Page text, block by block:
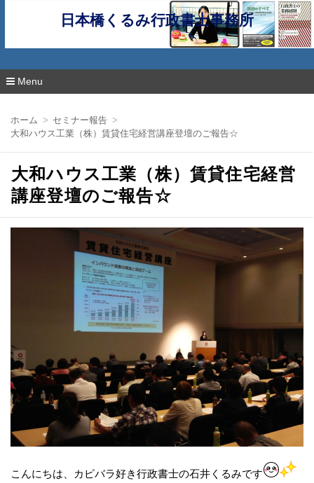
日本橋くるみ行政書士事務所
Menu
ホーム
セミナー報告
大和ハウス工業（株）賃貸住宅経営講座登壇のご報告☆
大和ハウス工業（株）賃貸住宅経営
講座登壇のご報告☆
こんにちは、カピバラ好き行政書士の石井くるみです